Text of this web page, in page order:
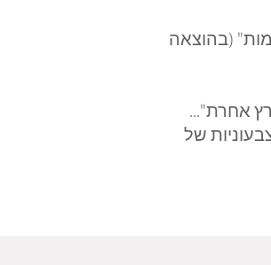
(בהוצאת "אלף" בשנת 1985) ו"מנפה החלומות" (בהוצאה
אחרת"...
של